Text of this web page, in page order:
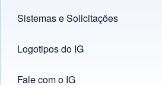
Sistemas e Solicitações
(opens in new tab)
Logotipos do IG
(opens in new tab)
Fale com o IG